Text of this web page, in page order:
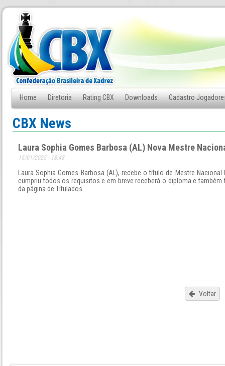
Home Diretoria Rating CBX Downloads Cadastro
Fale Conosco
CBX News
Laura Sophia Gomes Barbosa (AL) Nova Mestre
15/01/2025 - 18:48
Laura Sophia Gomes Barbosa (AL), recebe o título de Mestre Nacional
cumpriu todos os requisitos e em breve receberá o diploma e também
da página de Titulados.
Voltar